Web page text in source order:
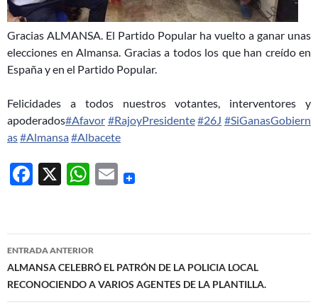
Gracias ALMANSA. El Partido Popular ha vuelto a ganar unas
elecciones en Almansa. Gracias a todos los que han creído en
España y en el Partido Popular.
Felicidades a todos nuestros votantes, interventores y
apoderados‪#‎Afavor‬ ‪#‎RajoyPresidente‬‪#‎26J‬ ‪#‎SiGanasGobiern
as‬‪#‎Almansa‬‪#‎Albacete‬
F
b
o
o
X
W
s
A
p
E
Navegación
de
entradas
ENTRADA ANTERIOR
ALMANSA CELEBRÓ EL PATRÓN DE LA POLICIA LOCAL
RECONOCIENDO A VARIOS AGENTES DE LA PLANTILLA.